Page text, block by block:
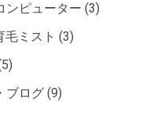
ンピューター (3)
毛ミスト (3)
ブログ (9)